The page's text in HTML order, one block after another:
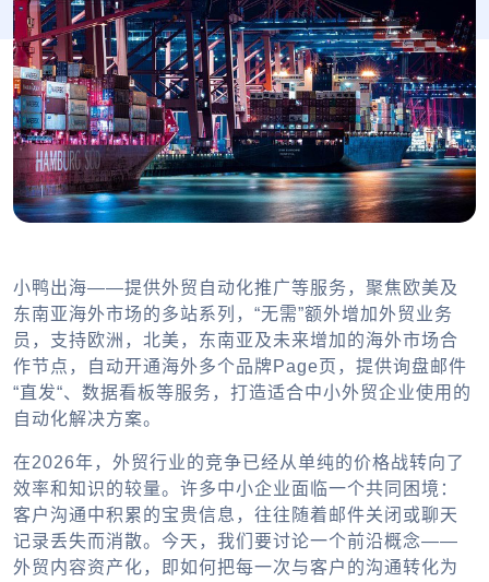
小鸭出海——提供外贸自动化推广等服务，聚焦欧美及
东南亚海外市场的多站系列，“无需”额外增加外贸业务
员，支持欧洲，北美，东南亚及未来增加的海外市场合
作节点，自动开通海外多个品牌Page页，提供询盘邮件
“直发“、数据看板等服务，打造适合中小外贸企业使用的
自动化解决方案。
在2026年，外贸行业的竞争已经从单纯的价格战转向了
效率和知识的较量。许多中小企业面临一个共同困境：
客户沟通中积累的宝贵信息，往往随着邮件关闭或聊天
记录丢失而消散。今天，我们要讨论一个前沿概念——
外贸内容资产化，即如何把每一次与客户的沟通转化为